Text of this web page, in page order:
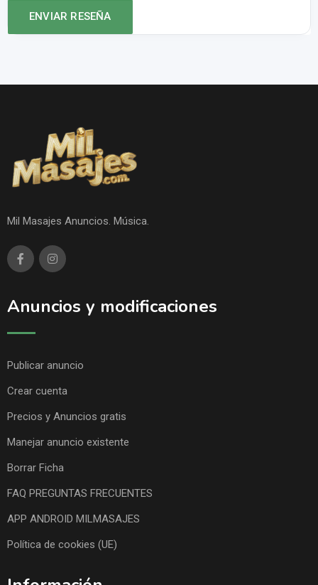
Mil Masajes Anuncios. Música.
Anuncios y modificaciones
Publicar anuncio
Crear cuenta
Precios y Anuncios gratis
Manejar anuncio existente
Borrar Ficha
FAQ PREGUNTAS FRECUENTES
APP ANDROID MILMASAJES
Política de cookies (UE)